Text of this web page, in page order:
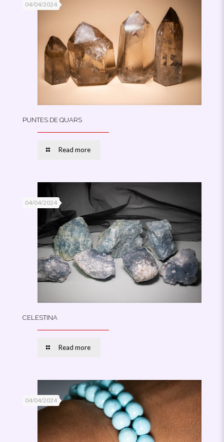
04/04/2024
PUNTES DE QUARS
Read more
04/04/2024
CELESTINA
Read more
04/04/2024